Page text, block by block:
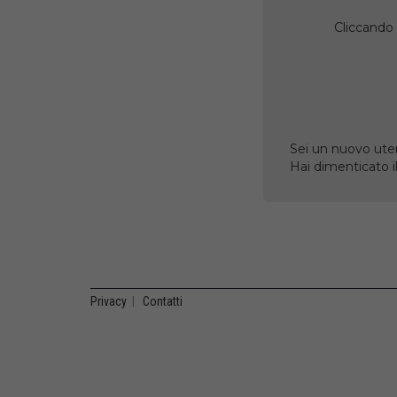
Sei un nuovo
Hai dimenticato
Privacy Contatti